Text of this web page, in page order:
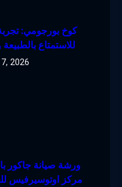
كوخ بورجومي:
للاستمتاع بالطبيعة
2026
ورشة صيانة جاكور
مركز اوتوسيرفيس